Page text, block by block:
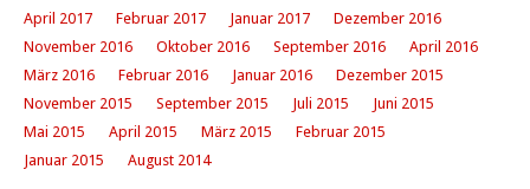
April 2017
Februar 2017 Januar 2017
Dezember 2016
November 2016
Oktober 2016 September 2016
April 2016
März 2016
Februar 2016 Januar 2016
Dezember 2015
November 2015
September 2015 Juli 2015
Juni 2015
Mai 2015
April 2015 März 2015
Februar 2015
Januar 2015
August 2014